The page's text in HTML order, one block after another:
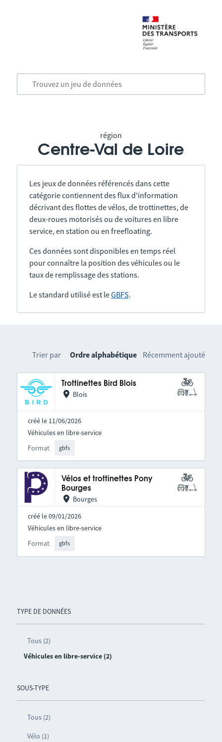
région
Centre-Val de Loire
Les jeux de données référencés dans cette
catégorie contiennent des flux d’information
décrivant des flottes de vélos, de trottinettes, de
deux-roues motorisés ou de voitures en libre
service, en station ou en freefloating.
Ces données sont disponibles en temps réel
pour connaître la position des véhicules ou le
taux de remplissage des stations.
Le standard utilisé est leGBFS.
TYPE DE DONNÉES
Tous (2)
Véhicules en libre-service (2)
SOUS-TYPE
Tous (2)
Vélo (1)
Trier par Ordre alphabétique Récemment ajouté
Trottinettes Bird Blois
Blois
créé le 11/06/2026
Format gbfs
Véhicules en libre-service
Vélos et trottinettes Pony
Bourges
Bourges
créé le 09/01/2026
Format gbfs
Véhicules en libre-service